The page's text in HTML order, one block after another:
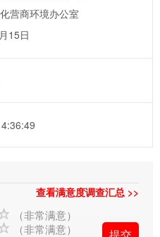
商环境办公室
15日
查看满意度调查汇总 >>
（非常满意）
（非常满意）